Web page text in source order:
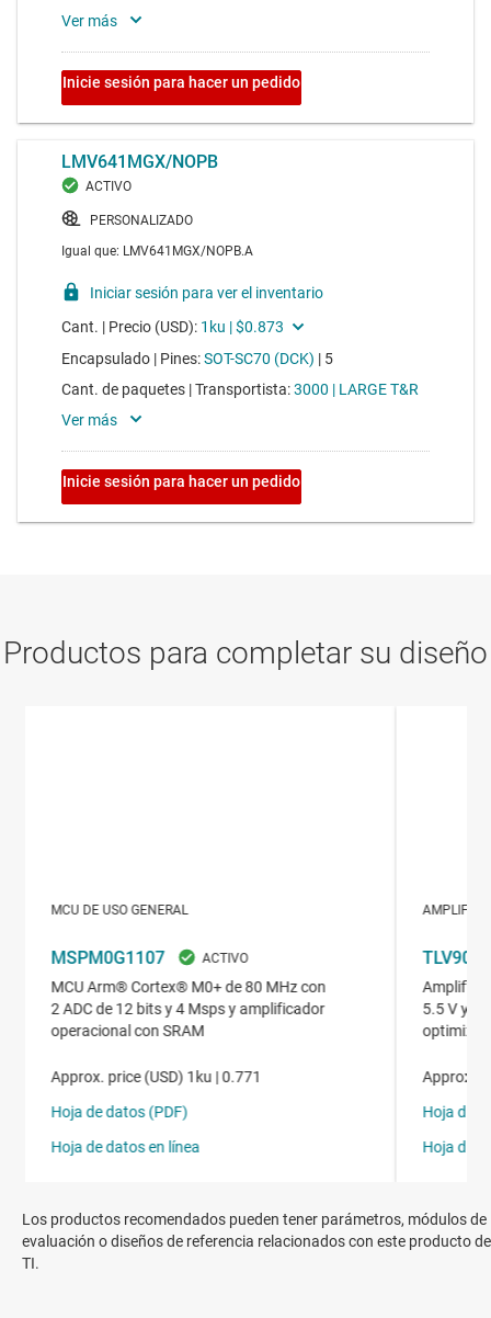
Los productos recomendados pueden tener parámetros, módulos de
evaluación o diseños de referencia relacionados con este producto de
TI.